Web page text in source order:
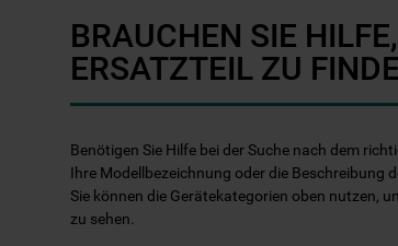
BRAUCHEN SIE
ERSATZTEIL ZU
Benötigen Sie Hilfe bei der Suche nach dem
Ihre Modellbezeichnung oder die Beschreibung
Sie können die Gerätekategorien oben nutzen,
zu sehen.